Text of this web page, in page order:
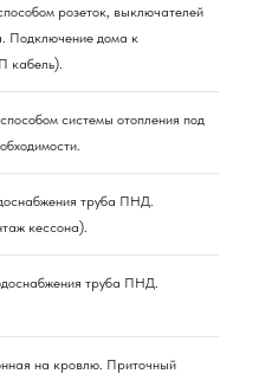
розеток, выключателей
Подключение дома к
кабель).
системы отопления под
труба ПНД.
кессона).
труба ПНД.
на кровлю. Приточный